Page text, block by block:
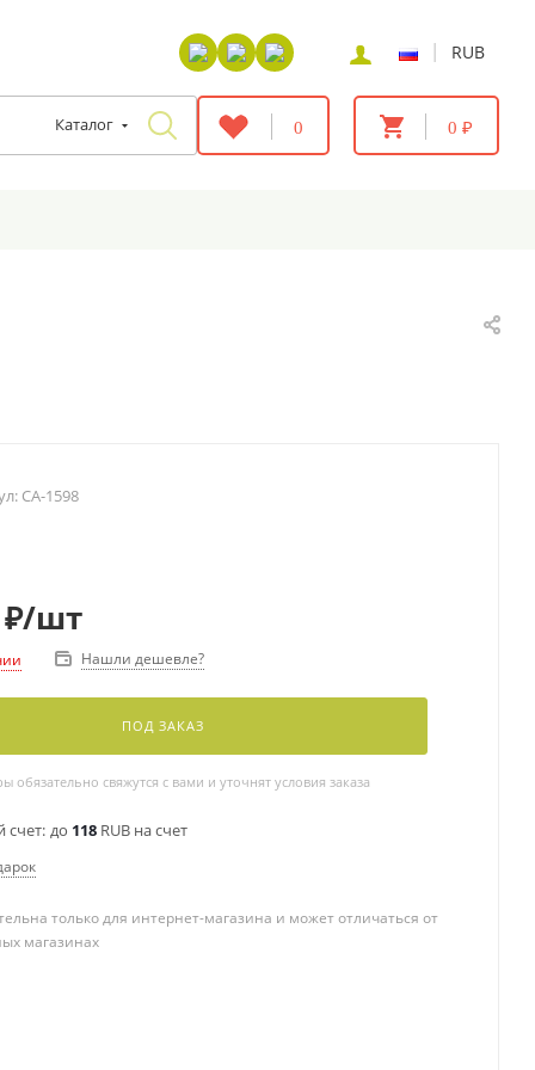
| RUB
Каталог 0 0 ₽
CA-1598
₽/шт
Нашли дешевле?
ПОД ЗАКАЗ
свяжутся с вами и уточнят условия заказа
счет: до 118RUB на счет
только для интернет-магазина и может отличаться от
магазинах